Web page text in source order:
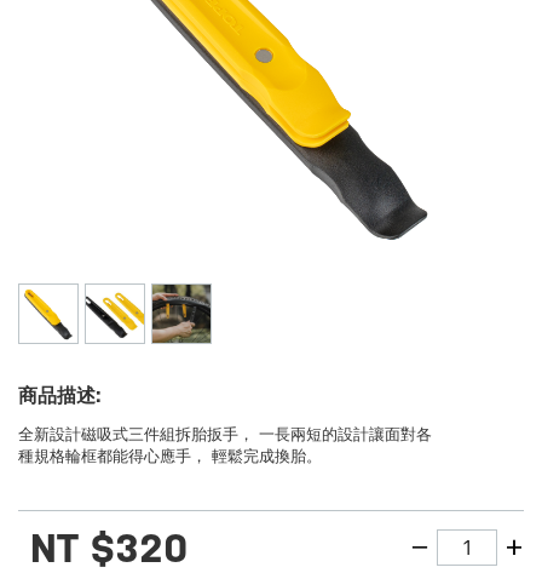
商品描述:
全新設計磁吸式三件組拆胎扳手， 一長兩短的設計讓面對各
種規格輪框都能得心應手， 輕鬆完成換胎。
NT $320